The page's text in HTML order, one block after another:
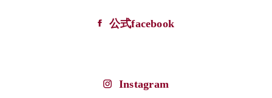
公式facebook
Instagram